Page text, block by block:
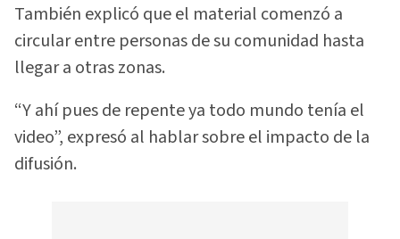
También explicó que el material comenzó a
circular entre personas de su comunidad hasta
llegar a otras zonas.
“Y ahí pues de repente ya todo mundo tenía el
video”, expresó al hablar sobre el impacto de la
difusión.